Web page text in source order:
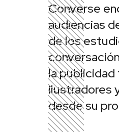
Converse
audiencias
de los
la
ilustradores
desde su